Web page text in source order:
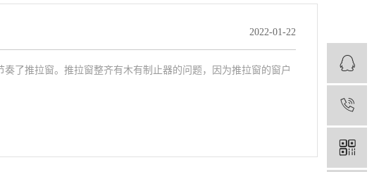
2022-01-22
了推拉窗。推拉窗整齐有木有制止器的问题，因为推拉窗的窗户